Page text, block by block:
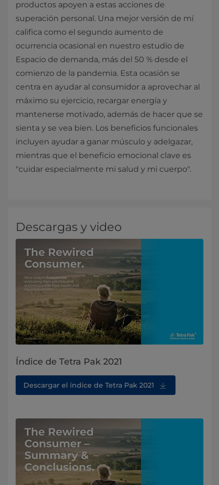
productos apoyen a estas acciones de
superación personal. Una mejor versión de mí
califica como el segundo aumento de
ocurrencia ocasional en nuestro estudio de
Espacio de demanda, más del 50 % desde el
comienzo de la pandemia. Esta ocasión se
centra en ayudar al consumidor a aprovechar al
máximo su ejercicio, recargar energía y
mantenerse motivado, además de hacer que se
sienta y se vea bien. Los beneficios funcionales
incluyen ayudar a ganar músculo y adelgazar,
mientras que el beneficio emocional clave es
"cuidar especialmente mi salud y mi cuerpo".
Descargas y video
Índice de Tetra Pak 2021
Descargar el índice de Tetra Pak 2021